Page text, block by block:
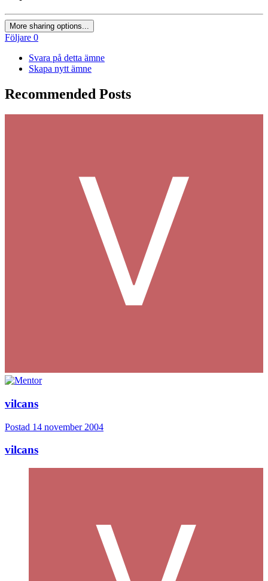
More sharing options...
Följare 0
Svara på detta ämne
Skapa nytt ämne
Recommended Posts
vilcans
Postad 14 november 2004
vilcans